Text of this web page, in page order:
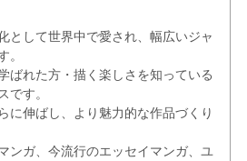
として世界中で愛され、幅広いジャ
。
ばれた方・描く楽しさを知っている
です。
に伸ばし、より魅力的な作品づくり
ンガ、今流行のエッセイマンガ、ユ